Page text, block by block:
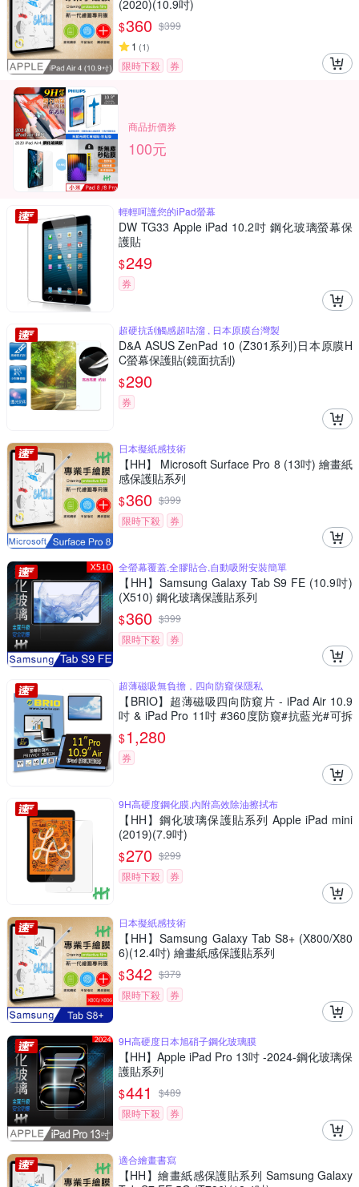
(2020)(10.9吋)
$360 $399
1 (1)
限時下殺 券
商品折價券
100元
輕輕呵護您的iPad螢幕
DW TG33 Apple iPad 10.2吋 鋼化玻璃螢幕保
護貼
$249
券
超硬抗刮觸感超咕溜 , 日本原膜台灣製
D&A ASUS ZenPad 10 (Z301系列)日本原膜H
C螢幕保護貼(鏡面抗刮)
$290
券
日本擬紙感技術
【HH】 Microsoft Surface Pro 8 (13吋) 繪畫紙
感保護貼系列
$360 $399
限時下殺
券
全螢幕覆蓋,全膠貼合,自動吸附安裝簡單
【HH】Samsung Galaxy Tab S9 FE (10.9吋)
(X510) 鋼化玻璃保護貼系列
$360 $399
限時下殺
券
超薄磁吸無負擔，四向防窺保隱私
【BRIO】超薄磁吸四向防窺片 - iPad Air 10.9
吋 & iPad Pro 11吋 #360度防窺#抗藍光#可拆
式#防眩光#清晰度高
$1,280
券
9H高硬度鋼化膜,內附高效除油擦拭布
【HH】鋼化玻璃保護貼系列 Apple iPad mini
(2019)(7.9吋)
$270 $299
限時下殺
券
日本擬紙感技術
【HH】Samsung Galaxy Tab S8+ (X800/X80
6)(12.4吋) 繪畫紙感保護貼系列
$342 $379
限時下殺
券
9H高硬度日本旭硝子鋼化玻璃膜
【HH】Apple iPad Pro 13吋 -2024-鋼化玻璃保
護貼系列
$441 $489
限時下殺
券
適合繪畫書寫
【HH】繪畫紙感保護貼系列 Samsung Galaxy